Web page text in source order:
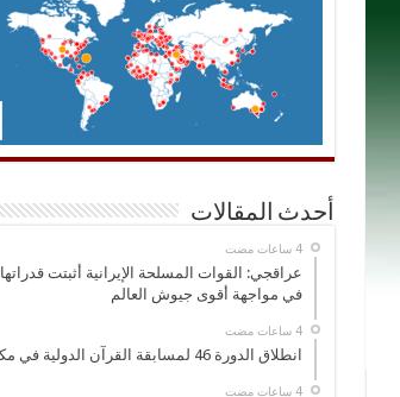
أحدث المقالات
‏4 ساعات مضت
عراقجي: القوات المسلحة الإيرانية أثبتت قدراتها
في مواجهة أقوى جيوش العالم
‏4 ساعات مضت
انطلاق الدورة 46 لمسابقة القرآن الدولية في مكة
‏4 ساعات مضت